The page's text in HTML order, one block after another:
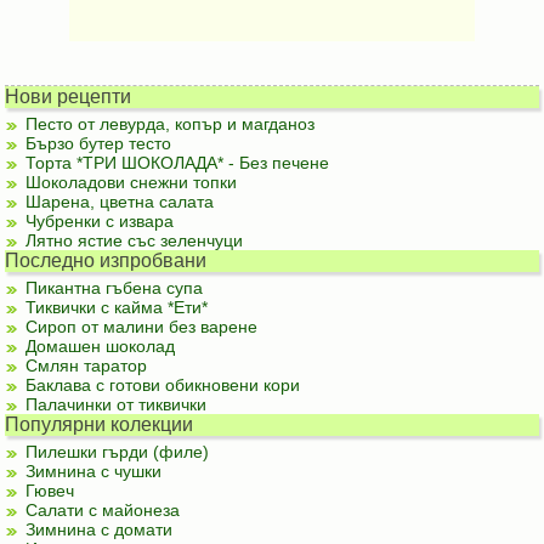
Нови рецепти
Песто от левурда, копър и магданоз
Бързо бутер тесто
Торта *ТРИ ШОКОЛАДА* - Без печене
Шоколадови снежни топки
Шарена, цветна салата
Чубренки с извара
Лятно ястие със зеленчуци
Последно изпробвани
Пикантна гъбена супа
Тиквички с кайма *Ети*
Сироп от малини без варене
Домашен шоколад
Смлян таратор
Баклава с готови обикновени кори
Палачинки от тиквички
Популярни колекции
Пилешки гърди (филе)
Зимнина с чушки
Гювеч
Салати с майонеза
Зимнина с домати